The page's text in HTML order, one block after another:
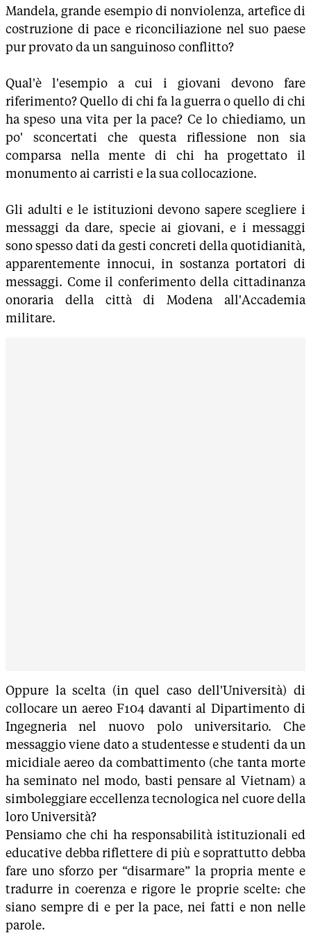
Mandela, grande esempio di nonviolenza, artefice di
costruzione di pace e riconciliazione nel suo paese
pur provato da un sanguinoso conflitto?
Qual'è l'esempio a cui i giovani devono fare
riferimento? Quello di chi fa la guerra o quello di chi
ha speso una vita per la pace? Ce lo chiediamo, un
po' sconcertati che questa riflessione non sia
comparsa nella mente di chi ha progettato il
monumento ai carristi e la sua collocazione.
Gli adulti e le istituzioni devono sapere scegliere i
messaggi da dare, specie ai giovani, e i messaggi
sono spesso dati da gesti concreti della quotidianità,
apparentemente innocui, in sostanza portatori di
messaggi. Come il conferimento della cittadinanza
onoraria della città di Modena all'Accademia
militare.
Oppure la scelta (in quel caso dell'Università) di
collocare un aereo F104 davanti al Dipartimento di
Ingegneria nel nuovo polo universitario. Che
messaggio viene dato a studentesse e studenti da un
micidiale aereo da combattimento (che tanta morte
ha seminato nel modo, basti pensare al Vietnam) a
simboleggiare eccellenza tecnologica nel cuore della
loro Università?
Pensiamo che chi ha responsabilità istituzionali ed
educative debba riflettere di più e soprattutto debba
fare uno sforzo per “disarmare” la propria mente e
tradurre in coerenza e rigore le proprie scelte: che
siano sempre di e per la pace, nei fatti e non nelle
parole.